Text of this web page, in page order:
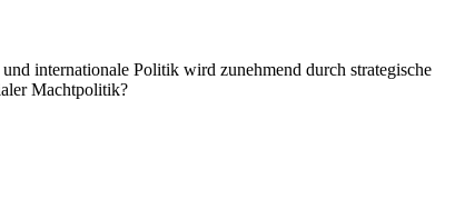
internationale Politik wird zunehmend durch strategische
Machtpolitik?